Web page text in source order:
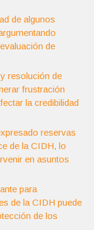
de algunos
de
resolución de
frustración
la credibilidad
reservas
de la CIDH, lo
en asuntos
para
de la CIDH puede
de los